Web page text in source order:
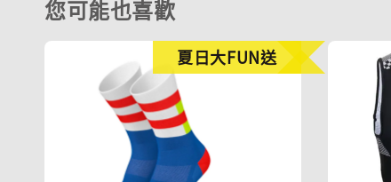
您可能也喜歡
夏日大FUN送